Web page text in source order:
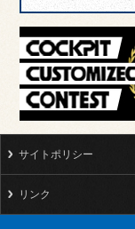
サイトポリシー
リンク